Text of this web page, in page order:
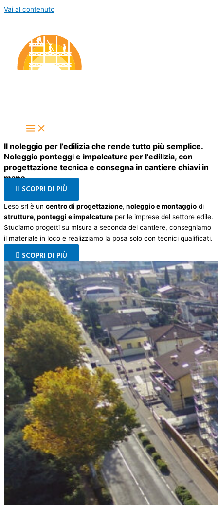
Vai al contenuto
Il noleggio per l’edilizia che rende tutto più semplice.
Noleggio ponteggi e impalcature per l’edilizia, con
progettazione tecnica e consegna in cantiere chiavi in
mano.
SCOPRI DI PIÙ
Leso srl è un centro di progettazione, noleggio e montaggio di
strutture, ponteggi e impalcature per le imprese del settore edile.
Studiamo progetti su misura a seconda del cantiere, consegniamo
il materiale in loco e realizziamo la posa solo con tecnici qualificati.
SCOPRI DI PIÙ